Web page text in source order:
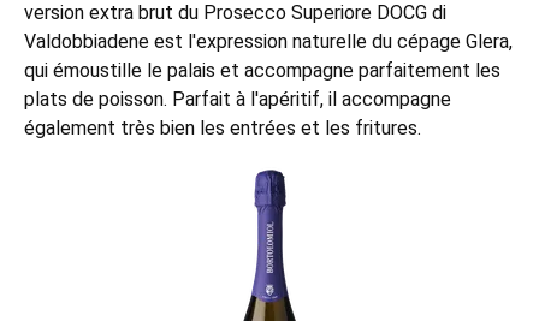
version extra brut du Prosecco Superiore DOCG di
Valdobbiadene est l'expression naturelle du cépage Glera,
qui émoustille le palais et accompagne parfaitement les
plats de poisson. Parfait à l'apéritif, il accompagne
également très bien les entrées et les fritures.